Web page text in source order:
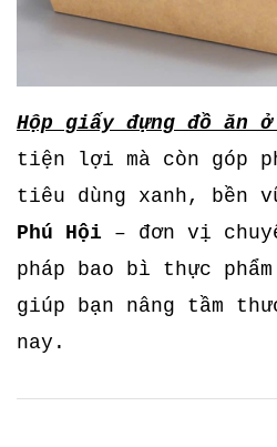
Hộp giấy đựng đồ ăn ở
tiện lợi mà còn góp
tiêu dùng xanh, bền
Phú Hội – đơn vị
pháp bao bì thực
giúp bạn nâng tầm
nay.